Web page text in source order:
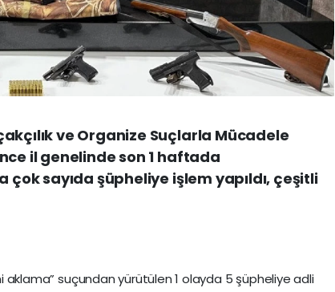
ve Organize Suçlarla Mücadele
il genelinde son 1 haftada
sayıda şüpheliye işlem yapıldı, çeşitli
aklama” suçundan yürütülen 1 olayda 5 şüpheliye adli